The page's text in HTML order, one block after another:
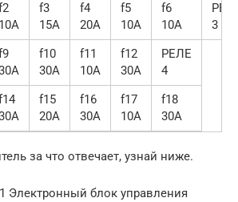
10А
f3
15А
f4
20А
f5
10А
f6
10А
3
f10
30А
f11
10А
f12
30А
РЕЛЕ
4
f15
20А
f16
30А
f17
10А
f18
30А
за что отвечает, узнай ниже.
Электронный блок управления